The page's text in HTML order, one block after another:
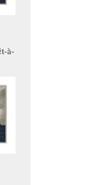
à-